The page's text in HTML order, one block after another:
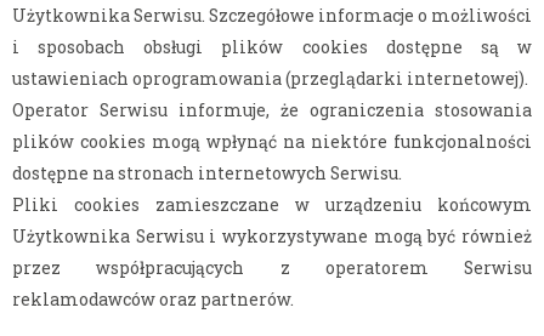
Użytkownika Serwisu. Szczegółowe informacje o możliwości
i sposobach obsługi plików cookies dostępne są w
ustawieniach oprogramowania (przeglądarki internetowej).
Operator Serwisu informuje, że ograniczenia stosowania
plików cookies mogą wpłynąć na niektóre funkcjonalności
dostępne na stronach internetowych Serwisu.
Pliki cookies zamieszczane w urządzeniu końcowym
Użytkownika Serwisu i wykorzystywane mogą być również
przez współpracujących z operatorem Serwisu
reklamodawców oraz partnerów.